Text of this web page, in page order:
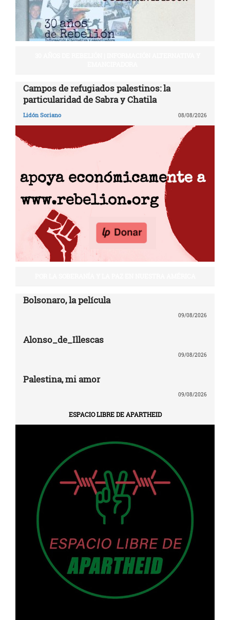
Campos de refugiados palestinos: la
particularidad de Sabra y Chatila
Lidón Soriano 08/08/2026
Bolsonaro, la película
09/08/2026
Alonso_de_Illescas
09/08/2026
Palestina, mi amor
09/08/2026
ESPACIO LIBRE DE APARTHEID